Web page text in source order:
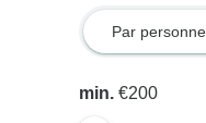
Par personne
min.€200